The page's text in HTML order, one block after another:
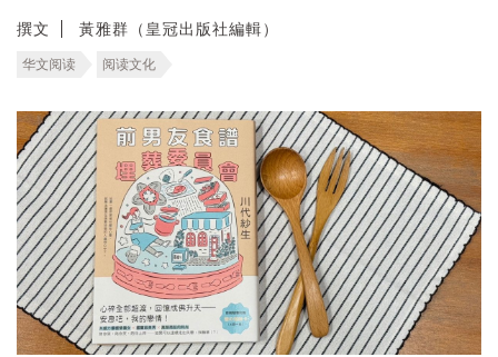
撰文 黃雅群（皇冠出版社編輯）
华文阅读 阅读文化